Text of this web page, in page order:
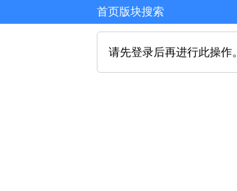
首页版块搜索
请先登录后再进行此操作。